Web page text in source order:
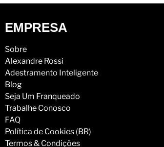
EMPRESA
Sobre
Alexandre Rossi
Adestramento Inteligente
Blog
Seja Um Franqueado
Trabalhe Conosco
FAQ
Política de Cookies (BR)
Termos & Condições